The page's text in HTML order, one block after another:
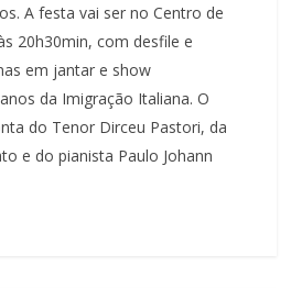
A festa vai ser no Centro de
20h30min, com desfile e
em jantar e show
da Imigração Italiana. O
do Tenor Dirceu Pastori, da
e do pianista Paulo Johann